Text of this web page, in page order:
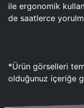
ile ergonomik
de saatlerce
*Ürün görselleri
olduğunuz içeriğe